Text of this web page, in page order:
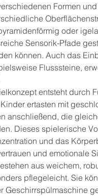
Formen
oder
Sensorik-Pfade
können. Auch das
Flusssteine,
entsteht durch
ertasten mit
anschließend, die
Dieses spielerische
und das
und emotionale
aus weichem,
pflegeleicht. Sie
Geschirrspülmaschine